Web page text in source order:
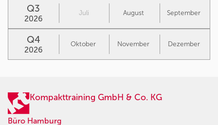
Q3
2026
Juli August September
Q4
2026
Oktober November Dezember
Kompakttraining GmbH & Co. KG
Büro Hamburg